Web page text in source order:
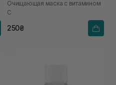
мл
Очищающая маска с витамином
C
250₴